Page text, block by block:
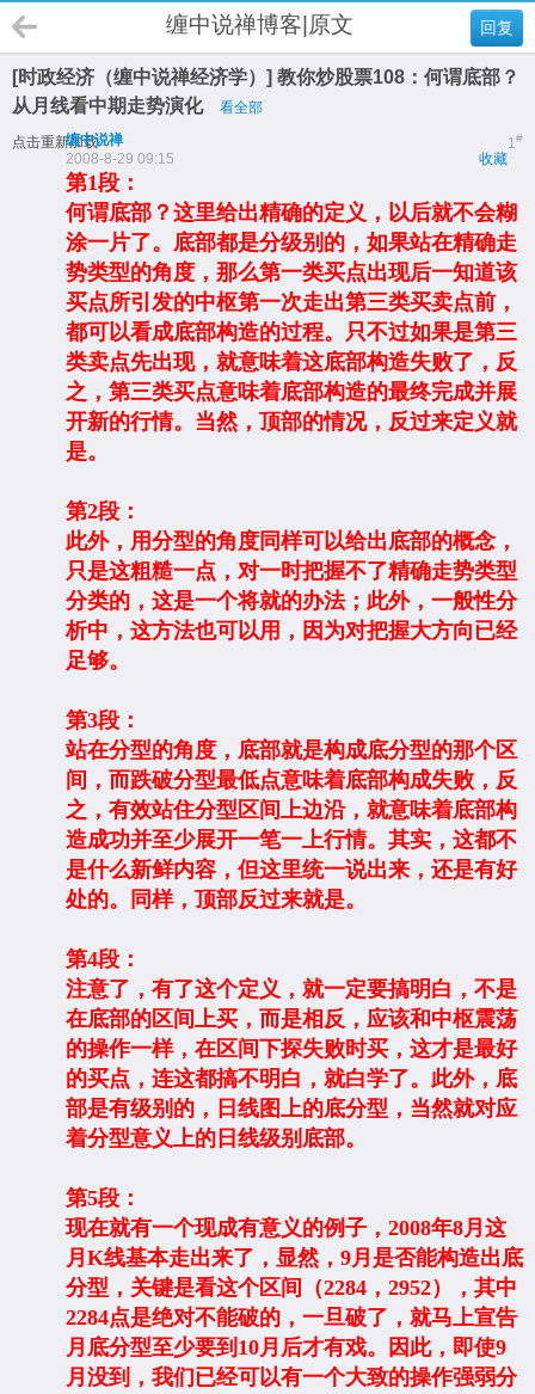
回复
缠中说禅博客|原文
[时政经济（缠中说禅经济学）] 教你炒股票108：何谓底部？
从月线看中期走势演化
看全部
点击重新加载 1#
缠中说禅
收藏
2008-8-29 09:15
第1段：
何谓底部？这里给出精确的定义，以后就不会糊
涂一片了。底部都是分级别的，如果站在精确走
势类型的角度，那么第一类买点出现后一知道该
买点所引发的中枢第一次走出第三类买卖点前，
都可以看成底部构造的过程。只不过如果是第三
类卖点先出现，就意味着这底部构造失败了，反
之，第三类买点意味着底部构造的最终完成并展
开新的行情。当然，顶部的情况，反过来定义就
是。
第2段：
此外，用分型的角度同样可以给出底部的概念，
只是这粗糙一点，对一时把握不了精确走势类型
分类的，这是一个将就的办法；此外，一般性分
析中，这方法也可以用，因为对把握大方向已经
足够。
第3段：
站在分型的角度，底部就是构成底分型的那个区
间，而跌破分型最低点意味着底部构成失败，反
之，有效站住分型区间上边沿，就意味着底部构
造成功并至少展开一笔一上行情。其实，这都不
是什么新鲜内容，但这里统一说出来，还是有好
处的。同样，顶部反过来就是。
第4段：
注意了，有了这个定义，就一定要搞明白，不是
在底部的区间上买，而是相反，应该和中枢震荡
的操作一样，在区间下探失败时买，这才是最好
的买点，连这都搞不明白，就白学了。此外，底
部是有级别的，日线图上的底分型，当然就对应
着分型意义上的日线级别底部。
第5段：
现在就有一个现成有意义的例子，2008年8月这
月K线基本走出来了，显然，9月是否能构造出底
分型，关键是看这个区间（2284，2952），其中
2284点是绝对不能破的，一旦破了，就马上宣告
月底分型至少要到10月后才有戏。因此，即使9
月没到，我们已经可以有一个大致的操作强弱分